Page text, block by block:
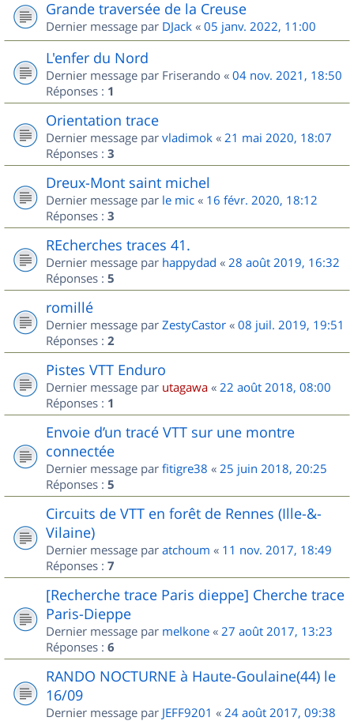
Grande traversée de la Creuse
Dernier message par DJack « 05 janv. 2022, 11:00
L'enfer du Nord
Dernier message par Friserando « 04 nov. 2021, 18:50
Réponses : 1
Orientation trace
Dernier message par vladimok « 21 mai 2020, 18:07
Réponses : 3
Dreux-Mont saint michel
Dernier message par le mic « 16 févr. 2020, 18:12
Réponses : 3
REcherches traces 41.
Dernier message par happydad « 28 août 2019, 16:32
Réponses : 5
romillé
Dernier message par ZestyCastor « 08 juil. 2019, 19:51
Réponses : 2
Pistes VTT Enduro
Dernier message par utagawa « 22 août 2018, 08:00
Réponses : 1
Envoie d’un tracé VTT sur une montre
connectée
Dernier message par fitigre38 « 25 juin 2018, 20:25
Réponses : 5
Circuits de VTT en forêt de Rennes (Ille-&-
Vilaine)
Dernier message par atchoum « 11 nov. 2017, 18:49
Réponses : 7
[Recherche trace Paris dieppe] Cherche trace
Paris-Dieppe
Dernier message par melkone « 27 août 2017, 13:23
Réponses : 6
RANDO NOCTURNE à Haute-Goulaine(44) le
16/09
Dernier message par JEFF9201 « 24 août 2017, 09:38